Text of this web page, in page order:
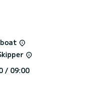
Ausstattung:
kontaktieren, ein
/ 09:00